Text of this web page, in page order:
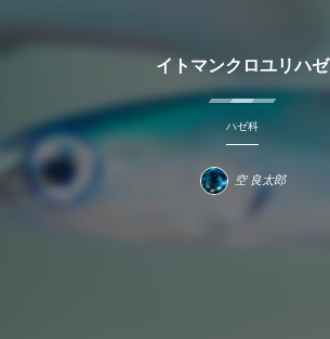
イトマンクロユリハゼ
ハゼ科
空 良太郎